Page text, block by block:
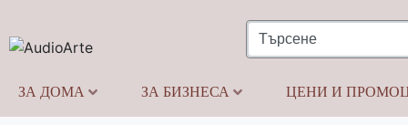
ЗА ДОМА ЗА БИЗНЕСА ЦЕНИ И